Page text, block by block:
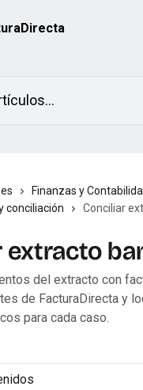
Finanzas y
conciliación
Conciliar
extracto
del extracto con
de FacturaDirecta y
para cada caso.